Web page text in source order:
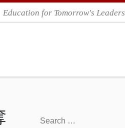
Education for Tomorrow's Leaders